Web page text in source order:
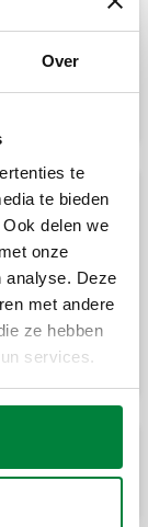
Over
te
te bieden
delen we
onze
analyse. Deze
met andere
ze hebben
services.
met
de
inrichting,
van de
op vaste